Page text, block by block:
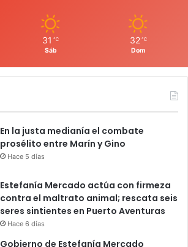
31 ℃
Sáb
32 ℃
Dom
En la justa medianía el combate
prosélito entre Marín y Gino
Hace 5 días
Estefanía Mercado actúa con firmeza
contra el maltrato animal; rescata seis
seres sintientes en Puerto Aventuras
Hace 6 días
Gobierno de Estefanía Mercado